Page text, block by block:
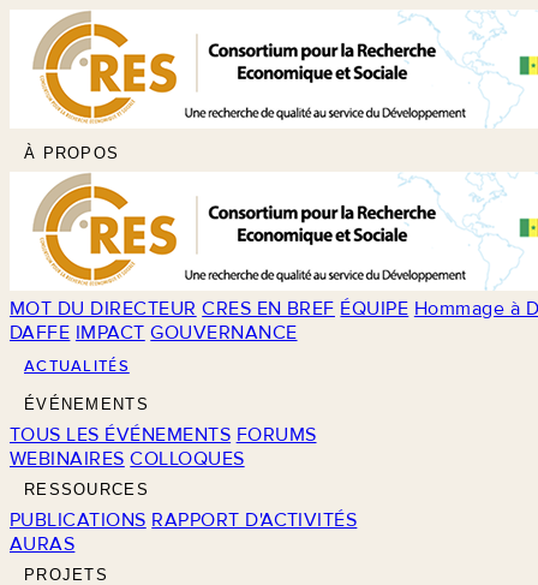
À PROPOS
MOT DU DIRECTEUR CRES EN BREF ÉQUIPE Hommage à
DAFFE IMPACT GOUVERNANCE
ACTUALITÉS
ÉVÉNEMENTS
TOUS LES ÉVÉNEMENTS FORUMS
WEBINAIRES COLLOQUES
RESSOURCES
PUBLICATIONS RAPPORT D'ACTIVITÉS
AURAS
PROJETS